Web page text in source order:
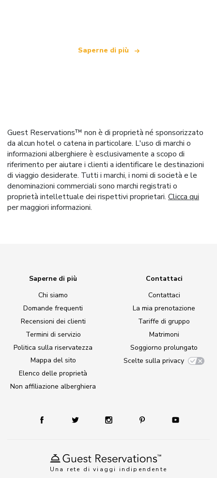
Saperne di più
Guest Reservations™ non è di proprietà né sponsorizzato
da alcun hotel o catena in particolare. L'uso di marchi o
informazioni alberghiere è esclusivamente a scopo di
riferimento per aiutare i clienti a identificare le destinazioni
di viaggio desiderate. Tutti i marchi, i nomi di società e le
denominazioni commerciali sono marchi registrati o
proprietà intellettuale dei rispettivi proprietari. Clicca qui
per maggiori informazioni.
Una rete di viaggi indipendente
Saperne di più
Chi siamo
Domande frequenti
Recensioni dei clienti
Termini di servizio
Politica sulla riservatezza
Mappa del sito
Elenco delle proprietà
Non affiliazione alberghiera
Contattaci
Contattaci
La mia prenotazione
Tariffe di gruppo
Matrimoni
Soggiorno prolungato
Scelte sulla privacy